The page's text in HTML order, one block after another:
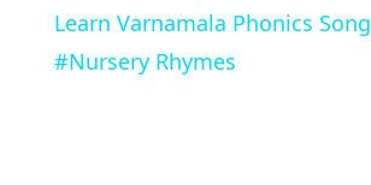
Learn Varnamala Phonics Song
#Nursery Rhymes